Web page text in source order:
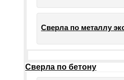
Сверла по металлу
Сверла по бетону